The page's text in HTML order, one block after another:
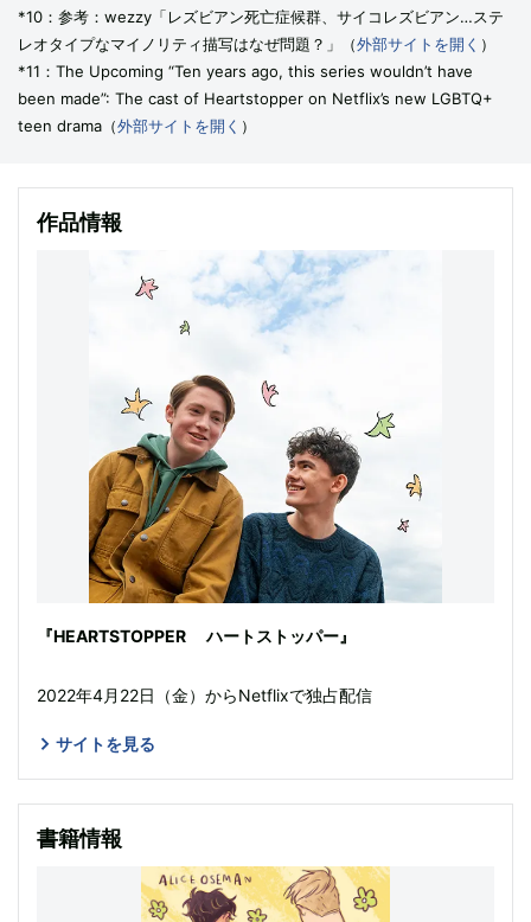
*10：参考：wezzy「レズビアン死亡症候群、サイコレズビアン…ステ
レオタイプなマイノリティ描写はなぜ問題？」（外部サイトを開く ）
*11：The Upcoming “Ten years ago, this series wouldn’t have
been made”: The cast of Heartstopper on Netflix’s new LGBTQ+
teen drama（外部サイトを開く ）
作品情報
『HEARTSTOPPER ハートストッパー』
2022年4月22日（金）からNetflixで独占配信
サイトを見る
書籍情報